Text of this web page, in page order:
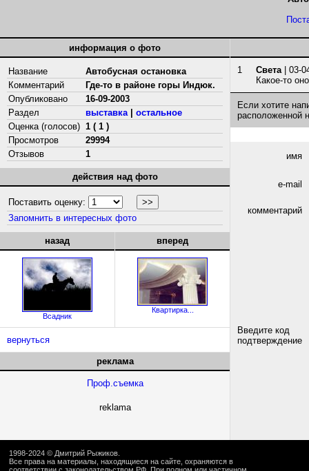
информация о фото
Название
Автобусная остановка
Комментарий
Где-то в районе горы Индюк.
Опубликовано
16-09-2003
Раздел
выставка| остальное
Оценка (голосов) 1 ( 1 )
Просмотров
29994
Отзывов
1
действия над фото
Поставить оценку:
Запомнить в интересных фото
назад
Всадник
вперед
Квартирка...
вернуться
реклама
Проф.съемка
reklama
1 Света| 03-
Какое-то
Если хотите
расположенной
имя
e-mail
комментарий
Введите код
подтверждение
1998-2024 © Дмитрий Рыжиков
Все права на материалы, находящиеся на сайте, охраняются в